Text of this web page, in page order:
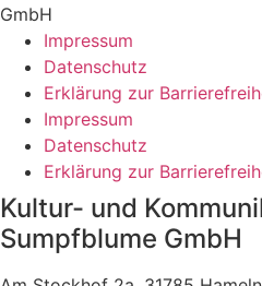
GmbH
Impressum
Datenschutz
Erklärung zur
Impressum
Datenschutz
Erklärung zur
Kultur- und
Sumpfblume GmbH